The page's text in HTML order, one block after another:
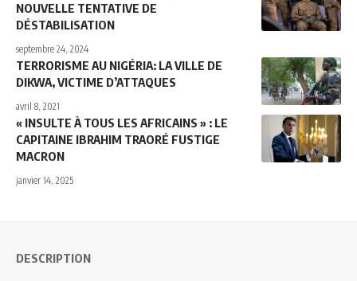
NOUVELLE TENTATIVE DE
DÉSTABILISATION
septembre 24, 2024
TERRORISME AU NIGÉRIA: LA VILLE DE
DIKWA, VICTIME D’ATTAQUES
avril 8, 2021
« INSULTE À TOUS LES AFRICAINS » : LE
CAPITAINE IBRAHIM TRAORÉ FUSTIGE
MACRON
janvier 14, 2025
DESCRIPTION